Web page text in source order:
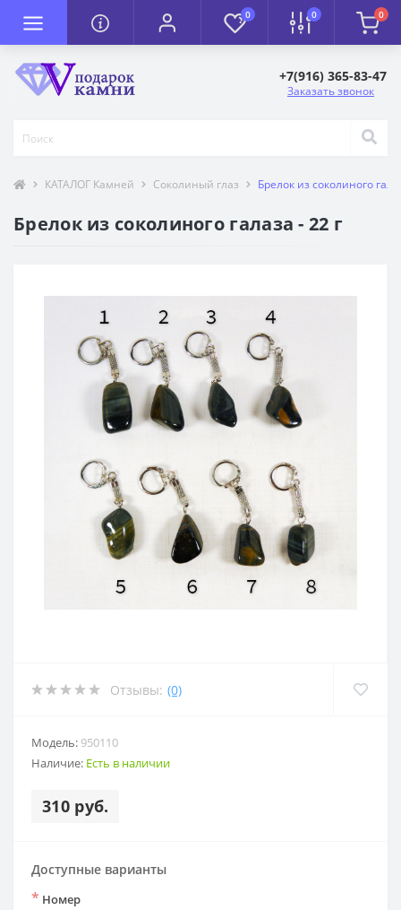
0 0 0
+7(916) 365-83-47
Заказать звонок
КАТАЛОГ Камней Соколиный глаз Брелок из соколиного
Брелок из соколиного галаза - 22 г
Отзывы: (0)
Модель: 950110
Наличие: Есть в наличии
310 руб.
Доступные варианты
* Номер